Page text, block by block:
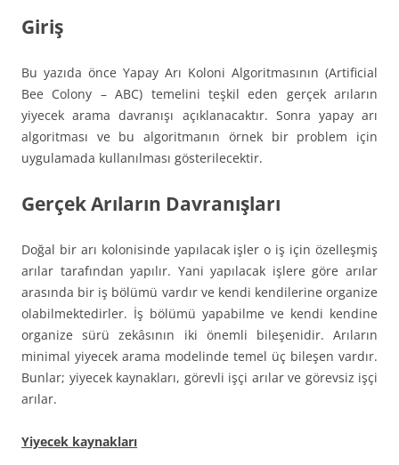
Giriş
Bu yazıda önce Yapay Arı Koloni Algoritmasının (Artificial
Bee Colony – ABC) temelini teşkil eden gerçek arıların
yiyecek arama davranışı açıklanacaktır. Sonra yapay arı
algoritması ve bu algoritmanın örnek bir problem için
uygulamada kullanılması gösterilecektir.
Gerçek Arıların Davranışları
Doğal bir arı kolonisinde yapılacak işler o iş için özelleşmiş
arılar tarafından yapılır. Yani yapılacak işlere göre arılar
arasında bir iş bölümü vardır ve kendi kendilerine organize
olabilmektedirler. İş bölümü yapabilme ve kendi kendine
organize sürü zekâsının iki önemli bileşenidir. Arıların
minimal yiyecek arama modelinde temel üç bileşen vardır.
Bunlar; yiyecek kaynakları, görevli işçi arılar ve görevsiz işçi
arılar.
Yiyecek kaynakları